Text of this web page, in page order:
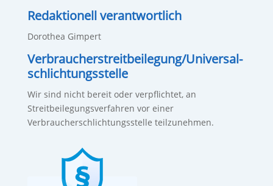
Redaktionell verantwortlich
Dorothea Gimpert
Verbraucher­streit­beilegung/Universal­
schlichtungs­stelle
Wir sind nicht bereit oder verpflichtet, an
Streitbeilegungsverfahren vor einer
Verbraucherschlichtungsstelle teilzunehmen.